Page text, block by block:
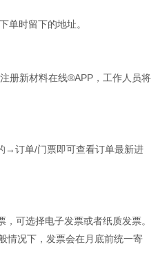
单时留下的地址。
册新材料在线®APP，工作人员将
→订单/门票即可查看订单最新进
可选择电子发票或者纸质发票。
情况下，发票会在月底前统一寄